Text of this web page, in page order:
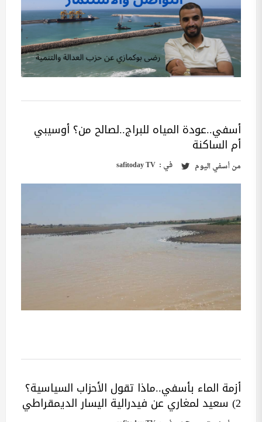
أسفي..عودة المياه للبراج..لصالح من؟ أوسيبي
أم الساكنة
منأسفي اليوم في : safitoday TV
أزمة الماء بأسفي..ماذا تقول الأحزاب السياسية؟
2) سعيد لمغاري عن فيدرالية اليسار الديمقراطي